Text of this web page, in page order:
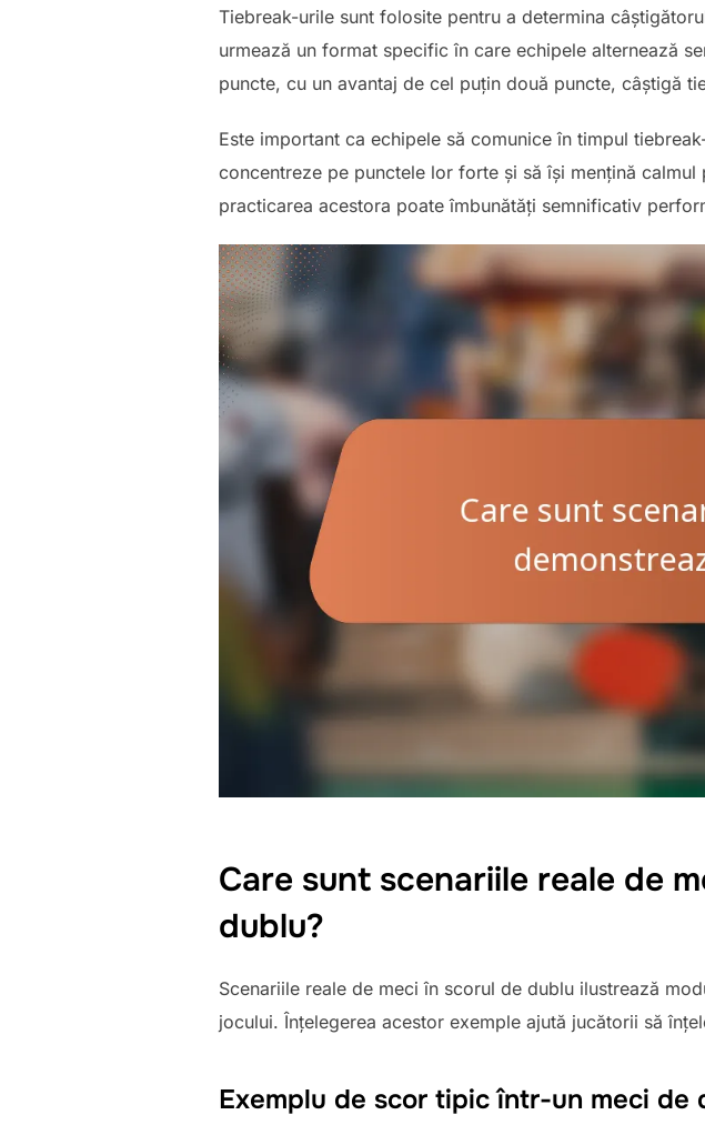
Tiebreak-urile sunt folosite pentru a determina
urmează un format specific în care echipele alternează
puncte, cu un avantaj de cel puțin două puncte, câștigă
Este important ca echipele să comunice în timpul
concentreze pe punctele lor forte și să își mențină
practicarea acestora poate îmbunătăți semnificativ
Care sunt scenariile reale de
dublu?
Scenariile reale de meci în scorul de dublu ilustrează
jocului. Înțelegerea acestor exemple ajută jucătorii să
Exemplu de scor tipic într-un meci de